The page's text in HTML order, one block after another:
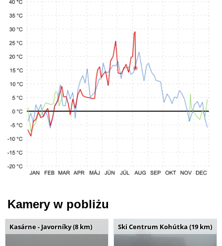
Kamery w pobliżu
Kasárne - Javorníky (8 km) Ski Centrum Kohútka (19 km)